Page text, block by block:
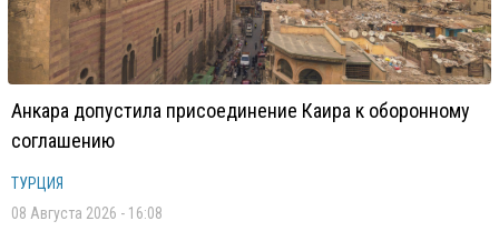
Анкара допустила присоединение Каира к оборонному
соглашению
ТУРЦИЯ
08 Августа 2026 - 16:08